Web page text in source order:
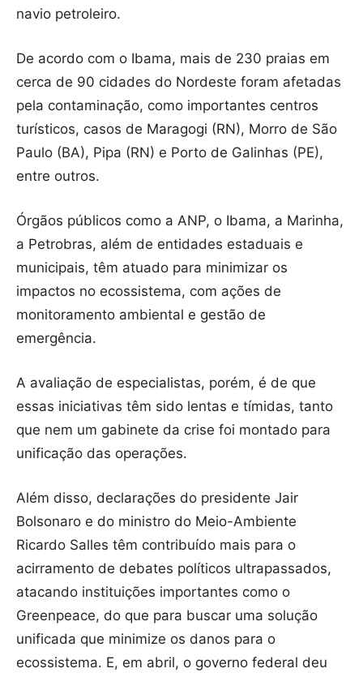
navio petroleiro.
De acordo com o Ibama, mais de 230 praias em
cerca de 90 cidades do Nordeste foram afetadas
pela contaminação, como importantes centros
turísticos, casos de Maragogi (RN), Morro de São
Paulo (BA), Pipa (RN) e Porto de Galinhas (PE),
entre outros.
Órgãos públicos como a ANP, o Ibama, a Marinha,
a Petrobras, além de entidades estaduais e
municipais, têm atuado para minimizar os
impactos no ecossistema, com ações de
monitoramento ambiental e gestão de
emergência.
A avaliação de especialistas, porém, é de que
essas iniciativas têm sido lentas e tímidas, tanto
que nem um gabinete da crise foi montado para
unificação das operações.
Além disso, declarações do presidente Jair
Bolsonaro e do ministro do Meio-Ambiente
Ricardo Salles têm contribuído mais para o
acirramento de debates políticos ultrapassados,
atacando instituições importantes como o
Greenpeace, do que para buscar uma solução
unificada que minimize os danos para o
ecossistema. E, em abril, o governo federal deu